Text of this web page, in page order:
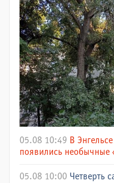
05.08 10:49 В
появились необычные
05.08 10:00 Четверть